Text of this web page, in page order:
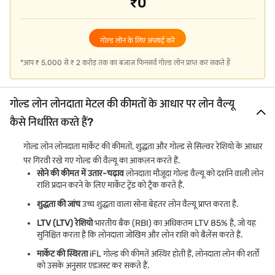
सिल्वर की आवश्यकता होती है. यह आपको मार्केट में दोनों मेटल की संबंधित वैल्यू को
किसी भी समय सोने की कीमत और चांदी की कीमत के बीच तुलना के रूप में दिया जा
गणना उदाहरण
सोने की कीमत = ₹60,000 प्रति 10 ग्राम
चांदी की कीमत = ₹750 प्रति 10 ग्राम
गोल्ड सिल्वर रेशियो = गोल्ड ÷ सिल्वर
= 60,000 ÷ 750 = 80
महत्व
मार्केट इंडिकेटर:उच्च रेशियो का मतलब है कि सिल्वर की तुलना में गोल्ड अधिक
महंगा है
आकर्षक हो सकती है या नहीं
आर्थिक रुझान:महंगाई, मांग और वैश्विक अनिश्चितता को दर्शाता है
सकारात्मक रूप से प्रभावित कर सकती है
गोल्ड लोन के लिए अप्लाई करें
*आप ₹ 5,000 से ₹ 2 करोड़ तक का बजाज फिनसर्व गोल्ड लोन प्राप्त कर सकते हैं
गोल्ड लोन लोनदाता मेटल की कीमतों के आधार पर लोन वैल्यू
कैसे निर्धारित करते हैं?
गोल्ड लोन लोनदाता मार्केट की कीमतों, शुद्धता और गोल्ड से सिल्वर रेशियो के आधार
पर गिरवी रखे गए गोल्ड की वैल्यू का आकलन करते हैं.
सोने की कीमत में उतार-चढ़ावलोनदाता मौजूदा गोल्ड वैल्यू को दर्शाने वाली लोन
राशि प्रदान करने के लिए मार्केट ट्रेंड को ट्रैक करते हैं.
शुद्धता की जांचउच्च शुद्धता वाला सोना बेहतर लोन वैल्यू प्राप्त करता है.
LTV (LTV) रेशियोभारतीय बैंक (RBI) का अधिकतम LTV 85% है, जो यह
सुनिश्चित करता है कि लोनदाता जोखिम और लोन राशि को बैलेंस करते हैं.
मार्केट की स्थिरताiFL गोल्ड की कीमतें अस्थिर होती हैं, लोनदाता लोन की शर्तों
को उसके अनुसार एडजस्ट कर सकते हैं.